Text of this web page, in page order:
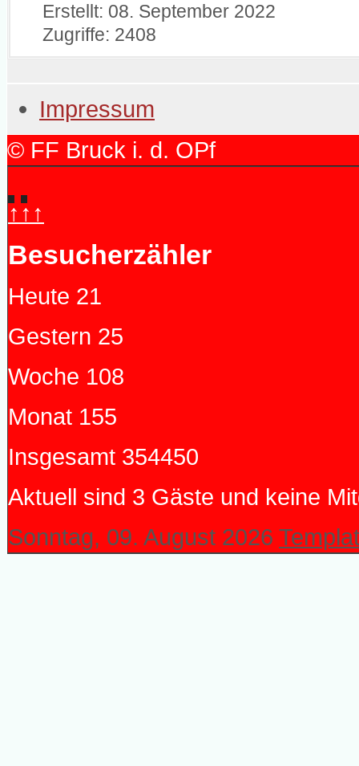
Erstellt: 08. September 2022
Zugriffe: 2408
Impressum
© FF Bruck i. d. OPf
↑↑↑
Besucherzähler
Heute 21
Gestern 25
Woche 108
Monat 155
Insgesamt 354450
Aktuell sind 3 Gäste und keine
Sonntag, 09. August 2026